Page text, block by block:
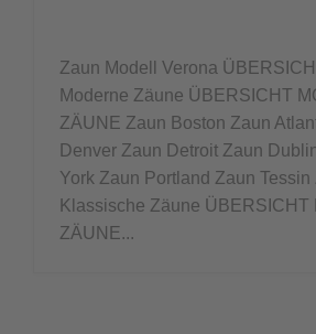
Zaun Modell Verona
Moderne Zäune ÜBERSICHT
ZÄUNE Zaun Boston Zaun
Denver Zaun Detroit Zaun
York Zaun Portland Zaun Tessin
Klassische Zäune ÜBERSICHT
ZÄUNE...